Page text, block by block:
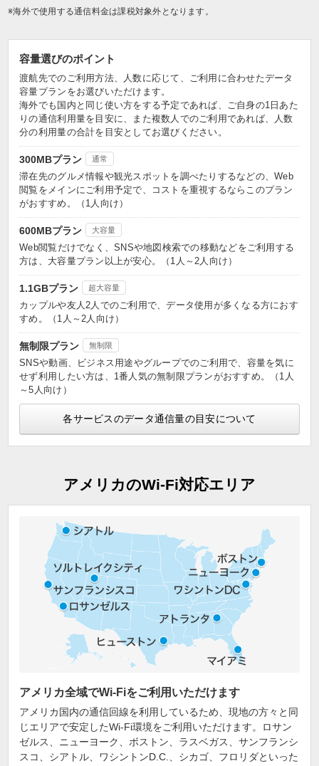
※海外で使用する通信料金は課税対象外となります。
容量選びのポイント
渡航先でのご利用方法、人数に応じて、ご利用に合わせたデータ
容量プランをお選びいただけます。
海外でも国内と同じ使い方をする予定であれば、ご自身の1日あた
りの通信利用量を目安に、また複数人でのご利用であれば、人数
分の利用量の合計を目安としてお選びください。
300MBプラン 通常
滞在先のグルメ情報や観光スポットを調べたりするなどの、Web
閲覧をメインにご利用予定で、コストを重視するならこのプラン
がおすすめ。（1人向け）
600MBプラン 大容量
Web閲覧だけでなく、SNSや地図検索での移動などをご利用する
方は、大容量プラン以上が安心。（1人～2人向け）
1.1GBプラン 超大容量
カップルや友人2人でのご利用で、データ使用が多くなる方におす
すめ。（1人～2人向け）
無制限プラン 無制限
SNSや動画、ビジネス用途やグループでのご利用で、容量を気に
せず利用したい方は、1番人気の無制限プランがおすすめ。（1人
～5人向け）
各サービスのデータ通信量の目安について
アメリカのWi-Fi対応エリア
アメリカ全域でWi-Fiをご利用いただけます
アメリカ国内の通信回線を利用しているため、現地の方々と同
じエリアで安定したWi-Fi環境をご利用いただけます。ロサン
ゼルス、ニューヨーク、ボストン、ラスベガス、サンフランシ
スコ、シアトル、ワシントンD.C.、シカゴ、フロリダといった